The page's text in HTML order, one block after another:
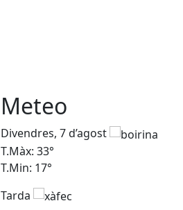
Meteo
Divendres, 7 d’agost
T.Màx: 33°
T.Min: 17°
Tarda